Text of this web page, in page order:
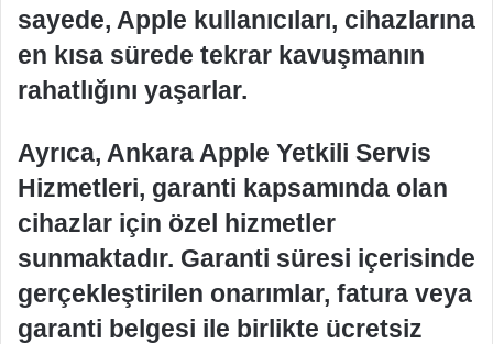
sayede, Apple kullanıcıları, cihazlarına
en kısa sürede tekrar kavuşmanın
rahatlığını yaşarlar.
Ayrıca, Ankara Apple Yetkili Servis
Hizmetleri, garanti kapsamında olan
cihazlar için özel hizmetler
sunmaktadır. Garanti süresi içerisinde
gerçekleştirilen onarımlar, fatura veya
garanti belgesi ile birlikte ücretsiz